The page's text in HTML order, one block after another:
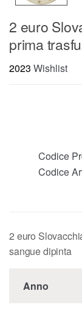
2 euro
prima
2023 Wishlist
Codice
Codice
2 euro
sangue dipinta
Anno